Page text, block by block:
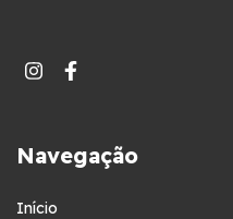
Navegação
Início